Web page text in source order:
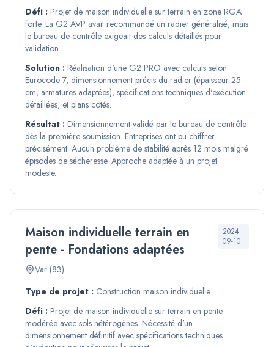
Défi : Projet de maison individuelle sur terrain en zone RGA
forte. La G2 AVP avait recommandé un radier généralisé, mais
le bureau de contrôle exigeait des calculs détaillés pour
validation.
Solution : Réalisation d'une G2 PRO avec calculs selon
Eurocode 7, dimensionnement précis du radier (épaisseur 25
cm, armatures adaptées), spécifications techniques d'exécution
détaillées, et plans cotés.
Résultat : Dimensionnement validé par le bureau de contrôle
dès la première soumission. Entreprises ont pu chiffrer
précisément. Aucun problème de stabilité après 12 mois malgré
épisodes de sécheresse. Approche adaptée à un projet
modeste.
Maison individuelle terrain en
pente - Fondations adaptées
Var (83)
2024-
09-10
Type de projet : Construction maison individuelle
Défi : Projet de maison individuelle sur terrain en pente
modérée avec sols hétérogènes. Nécessité d'un
dimensionnement définitif avec spécifications techniques